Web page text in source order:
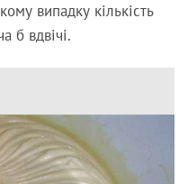
випадку кількість
б вдвічі.